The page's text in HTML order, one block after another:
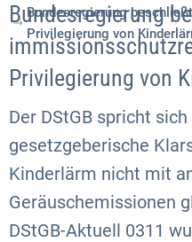
Bundesregierung
Privilegierung von
Bundesregierung
Privilegierung von
Der DStGB spricht
gesetzgeberische
Kinderlärm nicht mit
Geräuschemissionen
DStGB-Aktuell 0311